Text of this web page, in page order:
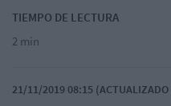
TIEMPO DE LECTURA
2 min
21/11/2019 08:15